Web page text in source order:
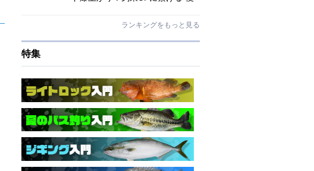
ランキングをもっと見る
特集